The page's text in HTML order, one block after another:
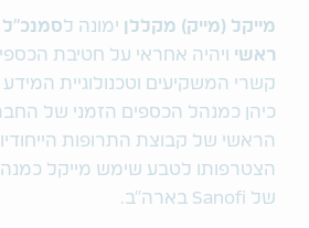
מייקל (מייק) מקללן ימונה לסמנכ"ל
ראשי ויהיה אחראי על חטיבת
כיהן כמנהל הכספים הזמני של
הראשי של קבוצת התרופות
הצטרפותו לטבע שימש מייקל
של Sanofi בארה"ב.